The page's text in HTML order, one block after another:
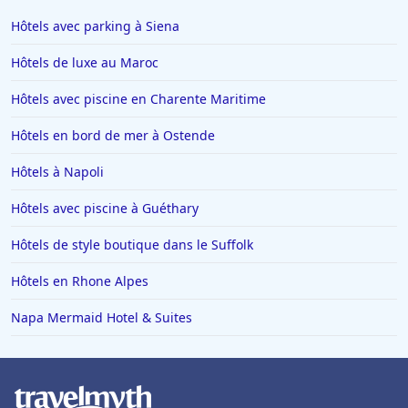
Dans l'ensemble, le Courtyard by Marriott Exeter Sandy Park
distingue par son emplacement stratégique, son petit-déjeuner
de haute qualité, ses chambres modernes, sa propreté
exceptionnelle et son personnel accueillant, ce qui en fait un
de loisirs.
Hôtels à Thoiry
Hôtels à Orléans
Hôtels au Cap d'Agde
Hôtels à La Grande-Motte
Hôtels dans les Vosges
Hôtels à Soustons
Hôtels à Majorque
Hôtels avec parking à Siena
Hôtels de luxe au Maroc
Hôtels avec piscine en Charente Maritime
Hôtels en bord de mer à Ostende
Hôtels à Napoli
Hôtels avec piscine à Guéthary
Hôtels de style boutique dans le Suffolk
Hôtels en Rhone Alpes
Napa Mermaid Hotel & Suites